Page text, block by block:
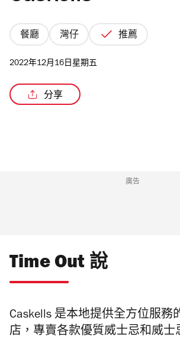
餐廳 灣仔 推薦
2022年12月16日星期五
分享
廣告
Time Out 說
Caskells 是本地提供全方位服務
店，專賣各款優質威士忌和威士